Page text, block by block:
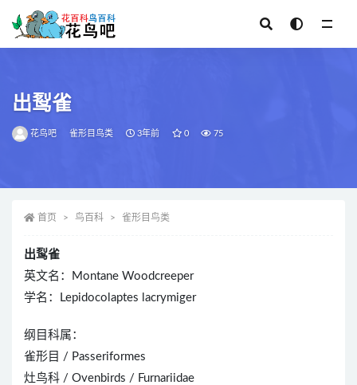
出䴕雀
花鸟吧 雀形目鸟类 3年前 0 75
首页 鸟百科 雀形目鸟类
出䴕雀
英文名：Montane Woodcreeper
学名：Lepidocolaptes lacrymiger
纲目科属：
雀形目 / Passeriformes
灶鸟科 / Ovenbirds / Furnariidae